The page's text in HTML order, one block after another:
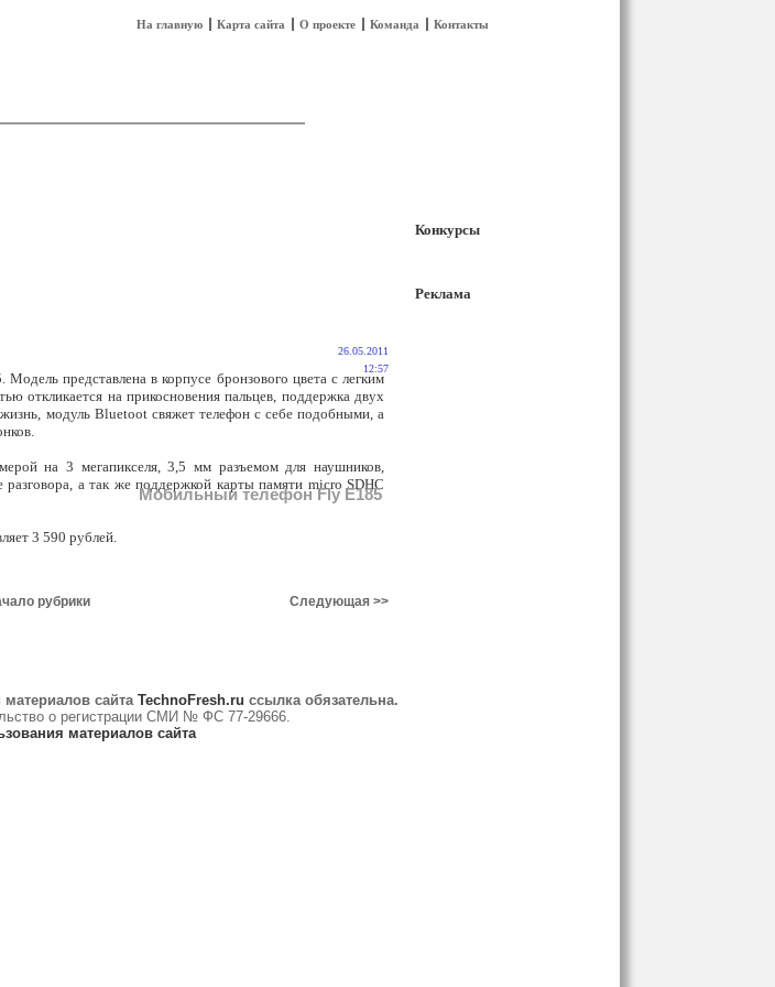
На главную Карта сайта О проекте Команда Контакты
Мобильный телефон Fly E185
26.05.2011
12:57
. Модель представлена в корпусе бронзового цвета с легким
откликается на прикосновения пальцев, поддержка двух
модуль Bluetoot свяжет телефон с себе подобными, а
на 3 мегапикселя, 3,5 мм разъемом для наушников,
а так же поддержкой карты памяти micro SDHC
3 590 рублей.
рубрики Следующая >>
Конкурсы
Реклама
сайтаTechnoFresh.ru ссылка обязательна.
о регистрации СМИ № ФС 77-29666.
материалов сайта